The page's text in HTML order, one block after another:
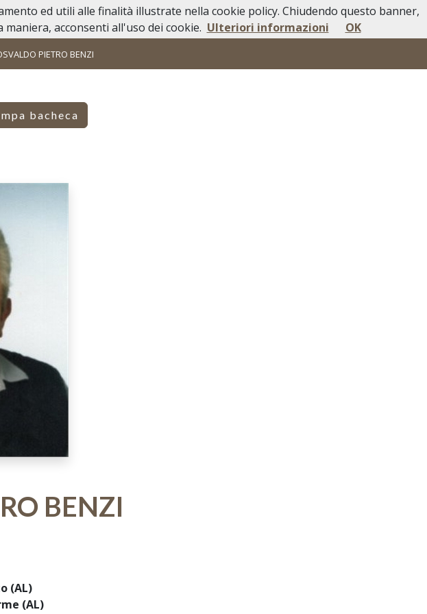
Lutti Personaggi Pubblici In Caso di Decesso Contatti
PIETRO BENZI
bacheca
BENZI
(AL)
(AL)
ed utili alle finalità illustrate nella cookie policy. Chiudendo questo banner,
acconsenti all'uso dei cookie. Ulteriori informazioni OK